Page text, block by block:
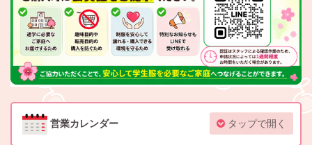
営業カレンダー タップで開く